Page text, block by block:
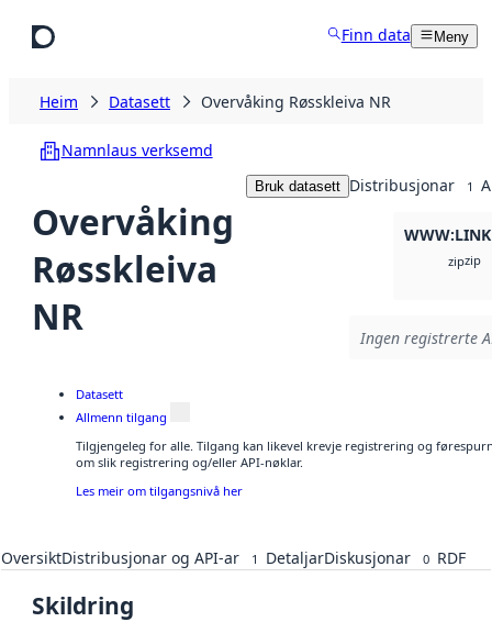
Finn data Meny
Heim Datasett Overvåking Røsskleiva NR
Namnlaus verksemd
Overvåking
Røsskleiva
NR
Bruk datasett Distribusjonar 1
WWW:LINK
zipzip
Ingen registrerte
Datasett
Allmenn tilgang
Tilgjengeleg for alle. Tilgang kan likevel krevje registrering og
om slik registrering og/eller API-nøklar.
Les meir om tilgangsnivå her
OversiktDistribusjonar og API-ar 1 DetaljarDiskusjonar 0 RDF
Skildring